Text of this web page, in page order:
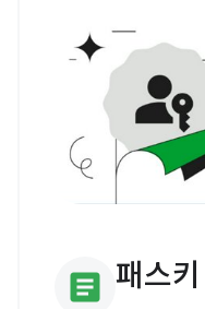
article 패스